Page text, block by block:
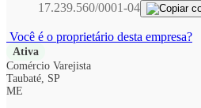
17.239.560/0001-04
Você é o proprietário desta empresa?
Ativa
Comércio Varejista
Taubaté, SP
ME